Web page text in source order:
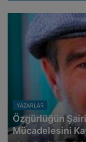
YAZARLAR
Özgürlüğün
Mücadelesini